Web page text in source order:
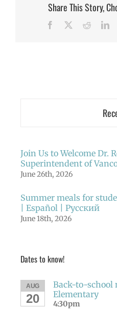
Share This Story,
Facebook Reddit
Join Us to Welcome Dr.
Superintendent of
June 26th, 2026
Summer meals for
| Español | Русский
June 18th, 2026
Dates to know!
AUG
20
Back-to-school
Elementary
4:30pm